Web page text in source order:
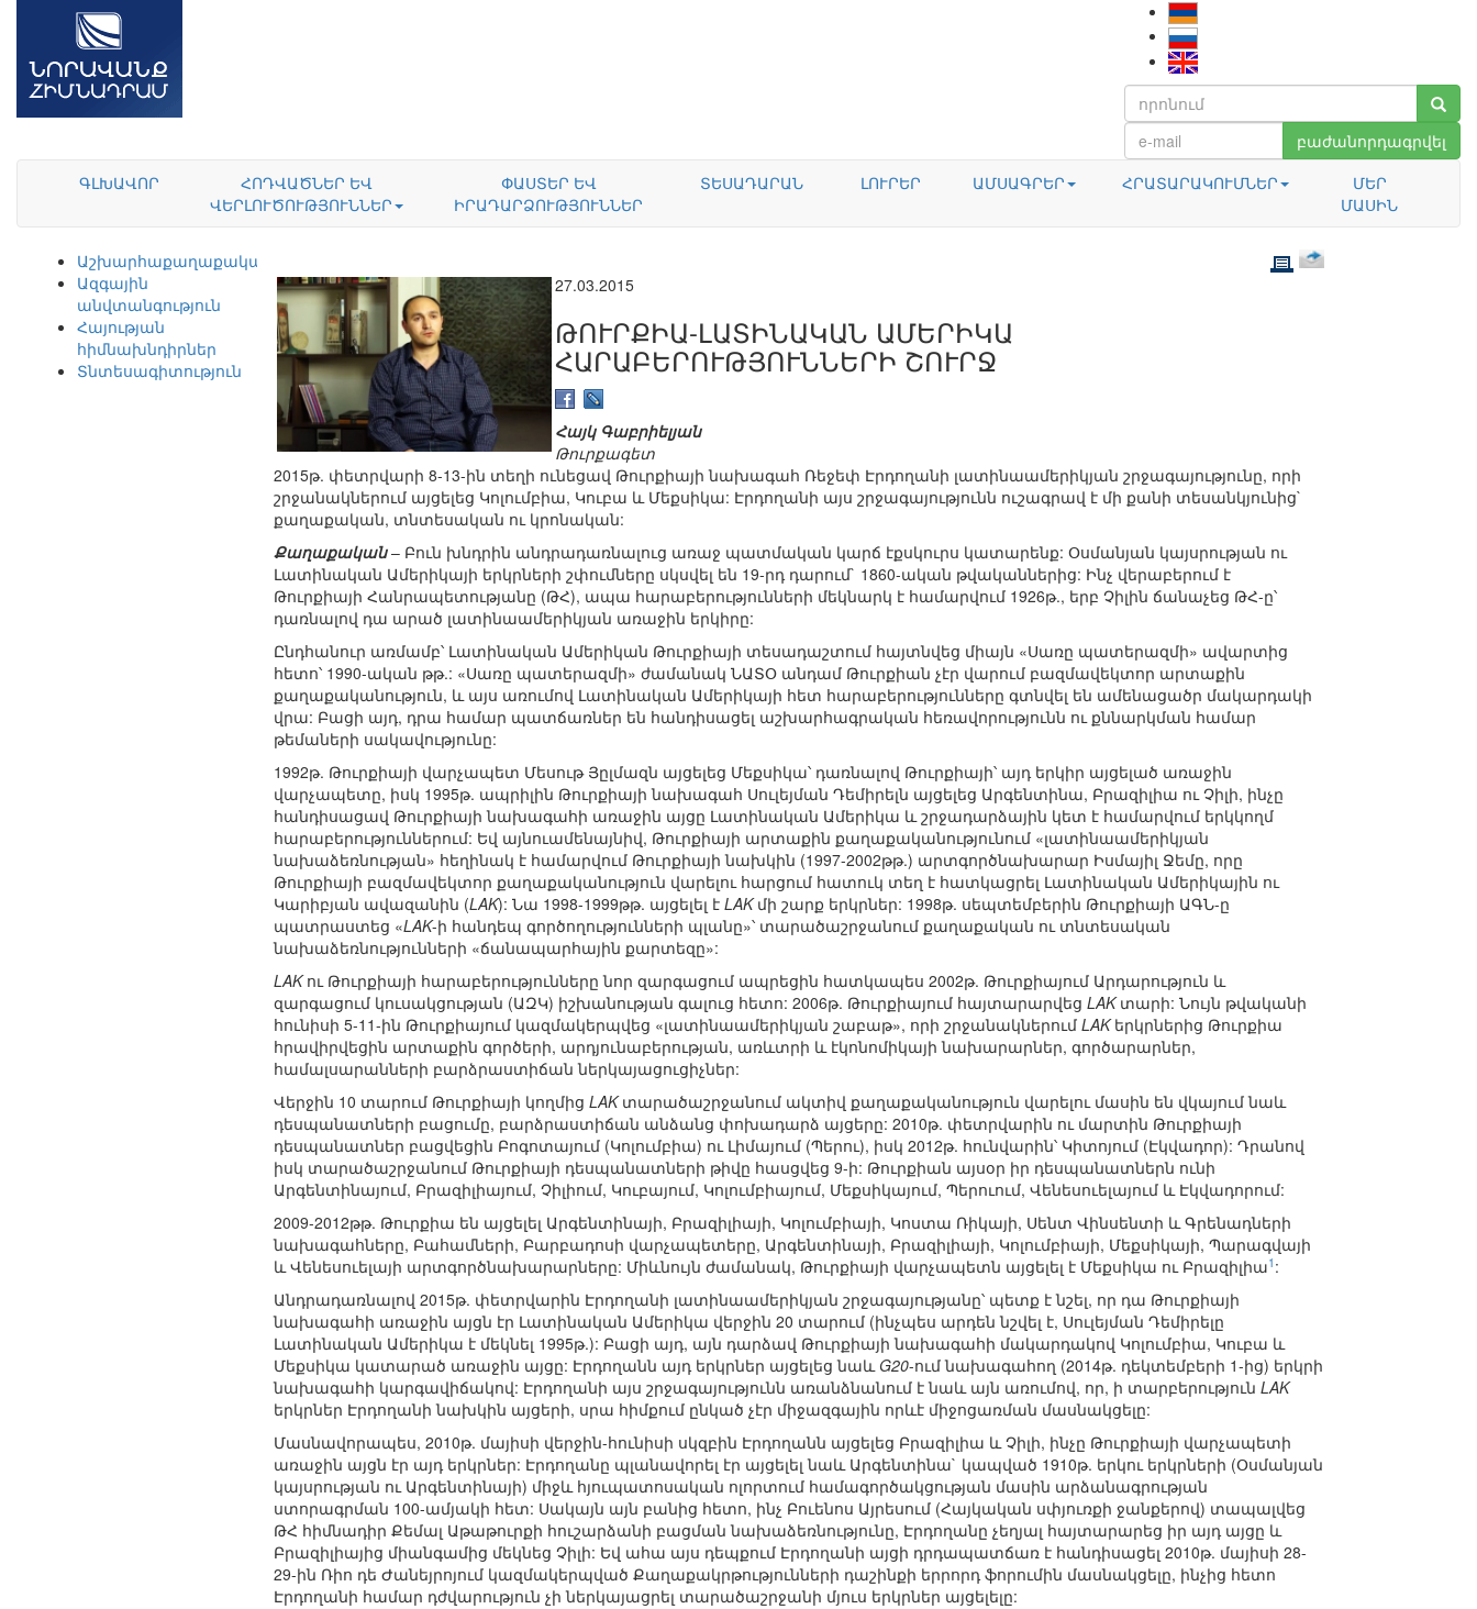
բաժանորդագրվել
ԳԼԽԱՎՈՐ
ՀՈԴՎԱԾՆԵՐ ԵՎ
ՎԵՐԼՈՒԾՈՒԹՅՈՒՆՆԵՐ
ՓԱՍՏԵՐ ԵՎ
ԻՐԱԴԱՐՁՈՒԹՅՈՒՆՆԵՐ
ՏԵՍԱԴԱՐԱՆ ԼՈՒՐԵՐ ԱՄՍԱԳՐԵՐ ՀՐԱՏԱՐԱԿՈՒՄՆԵՐ
ՄԵՐ
ՄԱՍԻՆ
Աշխարհաքաղաքականություն
Ազգային
անվտանգություն
Հայության
հիմնախնդիրներ
Տնտեսագիտություն
27.03.2015
ԹՈՒՐՔԻԱ-ԼԱՏԻՆԱԿԱՆ ԱՄԵՐԻԿԱ
ՀԱՐԱԲԵՐՈՒԹՅՈՒՆՆԵՐԻ ՇՈՒՐՋ
Հայկ Գաբրիելյան
Թուրքագետ
2015թ. փետրվարի 8-13-ին տեղի ունեցավ Թուրքիայի նախագահ Ռեջեփ Էրդողանի լատինաամերիկյան շրջագայությունը, որի
շրջանակներում այցելեց Կոլումբիա, Կուբա և Մեքսիկա: Էրդողանի այս շրջագայությունն ուշագրավ է մի քանի տեսանկյունից`
քաղաքական, տնտեսական ու կրոնական:
Քաղաքական– Բուն խնդրին անդրադառնալուց առաջ պատմական կարճ էքսկուրս կատարենք: Օսմանյան կայսրության ու
Լատինական Ամերիկայի երկրների շփումները սկսվել են 19-րդ դարում` 1860-ական թվականներից: Ինչ վերաբերում է
Թուրքիայի Հանրապետությանը (ԹՀ), ապա հարաբերությունների մեկնարկ է համարվում 1926թ., երբ Չիլին ճանաչեց ԹՀ-ը՝
դառնալով դա արած լատինաամերիկյան առաջին երկիրը:
Ընդհանուր առմամբ՝ Լատինական Ամերիկան Թուրքիայի տեսադաշտում հայտնվեց միայն «Սառը պատերազմի» ավարտից
հետո՝ 1990-ական թթ.: «Սառը պատերազմի» ժամանակ ՆԱՏՕ անդամ Թուրքիան չէր վարում բազմավեկտոր արտաքին
քաղաքականություն, և այս առումով Լատինական Ամերիկայի հետ հարաբերությունները գտնվել են ամենացածր մակարդակի
վրա: Բացի այդ, դրա համար պատճառներ են հանդիսացել աշխարհագրական հեռավորությունն ու քննարկման համար
թեմաների սակավությունը:
1992թ. Թուրքիայի վարչապետ Մեսութ Յըլմազն այցելեց Մեքսիկա՝ դառնալով Թուրքիայի՝ այդ երկիր այցելած առաջին
վարչապետը, իսկ 1995թ. ապրիլին Թուրքիայի նախագահ Սուլեյման Դեմիրելն այցելեց Արգենտինա, Բրազիլիա ու Չիլի, ինչը
հանդիսացավ Թուրքիայի նախագահի առաջին այցը Լատինական Ամերիկա և շրջադարձային կետ է համարվում երկկողմ
հարաբերություններում: Եվ այնուամենայնիվ, Թուրքիայի արտաքին քաղաքականությունում «լատինաամերիկյան
նախաձեռնության» հեղինակ է համարվում Թուրքիայի նախկին (1997-2002թթ.) արտգործնախարար Իսմայիլ Ջեմը, որը
Թուրքիայի բազմավեկտոր քաղաքականություն վարելու հարցում հատուկ տեղ է հատկացրել Լատինական Ամերիկային ու
Կարիբյան ավազանին (LAK): Նա 1998-1999թթ. այցելել է LAKմի շարք երկրներ: 1998թ. սեպտեմբերին Թուրքիայի ԱԳՆ-ը
պատրաստեց «LAK-ի հանդեպ գործողությունների պլանը»՝ տարածաշրջանում քաղաքական ու տնտեսական
նախաձեռնությունների «ճանապարհային քարտեզը»:
LAKու Թուրքիայի հարաբերությունները նոր զարգացում ապրեցին հատկապես 2002թ. Թուրքիայում Արդարություն և
զարգացում կուսակցության (ԱԶԿ) իշխանության գալուց հետո: 2006թ. Թուրքիայում հայտարարվեց LAKտարի: Նույն թվականի
հունիսի 5-11-ին Թուրքիայում կազմակերպվեց «լատինաամերիկյան շաբաթ», որի շրջանակներում LAKերկրներից Թուրքիա
հրավիրվեցին արտաքին գործերի, արդյունաբերության, առևտրի և էկոնոմիկայի նախարարներ, գործարարներ,
համալսարանների բարձրաստիճան ներկայացուցիչներ:
Վերջին 10 տարում Թուրքիայի կողմից LAKտարածաշրջանում ակտիվ քաղաքականություն վարելու մասին են վկայում նաև
դեսպանատների բացումը, բարձրաստիճան անձանց փոխադարձ այցերը: 2010թ. փետրվարին ու մարտին Թուրքիայի
դեսպանատներ բացվեցին Բոգոտայում (Կոլումբիա) ու Լիմայում (Պերու), իսկ 2012թ. հունվարին՝ Կիտոյում (Էկվադոր): Դրանով
իսկ տարածաշրջանում Թուրքիայի դեսպանատների թիվը հասցվեց 9-ի: Թուրքիան այսօր իր դեսպանատներն ունի
Արգենտինայում, Բրազիլիայում, Չիլիում, Կուբայում, Կոլումբիայում, Մեքսիկայում, Պերուում, Վենեսուելայում և Էկվադորում:
2009-2012թթ. Թուրքիա են այցելել Արգենտինայի, Բրազիլիայի, Կոլումբիայի, Կոստա Ռիկայի, Սենտ Վինսենտի և Գրենադների
նախագահները, Բահամների, Բարբադոսի վարչապետերը, Արգենտինայի, Բրազիլիայի, Կոլումբիայի, Մեքսիկայի, Պարագվայի
և Վենեսուելայի արտգործնախարարները: Միևնույն ժամանակ, Թուրքիայի վարչապետն այցելել է Մեքսիկա ու Բրազիլիա1 :
Անդրադառնալով 2015թ. փետրվարին Էրդողանի լատինաամերիկյան շրջագայությանը՝ պետք է նշել, որ դա Թուրքիայի
նախագահի առաջին այցն էր Լատինական Ամերիկա վերջին 20 տարում (ինչպես արդեն նշվել է, Սուլեյման Դեմիրելը
Լատինական Ամերիկա է մեկնել 1995թ.): Բացի այդ, այն դարձավ Թուրքիայի նախագահի մակարդակով Կոլումբիա, Կուբա և
Մեքսիկա կատարած առաջին այցը: Էրդողանն այդ երկրներ այցելեց նաևG20-ում նախագահող (2014թ. դեկտեմբերի 1-ից) երկրի
նախագահի կարգավիճակով: Էրդողանի այս շրջագայությունն առանձնանում է նաև այն առումով, որ, ի տարբերություն LAK
երկրներ Էրդողանի նախկին այցերի, սրա հիմքում ընկած չէր միջազգային որևէ միջոցառման մասնակցելը:
Մասնավորապես, 2010թ. մայիսի վերջին-հունիսի սկզբին Էրդողանն այցելեց Բրազիլիա և Չիլի, ինչը Թուրքիայի վարչապետի
առաջին այցն էր այդ երկրներ: Էրդողանը պլանավորել էր այցելել նաև Արգենտինա` կապված 1910թ. երկու երկրների (Օսմանյան
կայսրության ու Արգենտինայի) միջև հյուպատոսական ոլորտում համագործակցության մասին արձանագրության
ստորագրման 100-ամյակի հետ: Սակայն այն բանից հետո, ինչ Բուենոս Այրեսում (Հայկական սփյուռքի ջանքերով) տապալվեց
ԹՀ հիմնադիր Քեմալ Աթաթուրքի հուշարձանի բացման նախաձեռնությունը, Էրդողանը չեղյալ հայտարարեց իր այդ այցը և
Բրազիլիայից միանգամից մեկնեց Չիլի: Եվ ահա այս դեպքում Էրդողանի այցի դրդապատճառ է հանդիսացել 2010թ. մայիսի 28-
29-ին Ռիո դե Ժանեյրոյում կազմակերպված Քաղաքակրթությունների դաշինքի երրորդ ֆորումին մասնակցելը, ինչից հետո
Էրդողանի համար դժվարություն չի ներկայացրել տարածաշրջանի մյուս երկրներ այցելելը: